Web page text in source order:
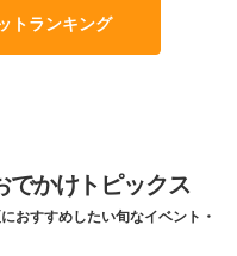
トランキング
でかけトピックス
おすすめしたい旬なイベント・